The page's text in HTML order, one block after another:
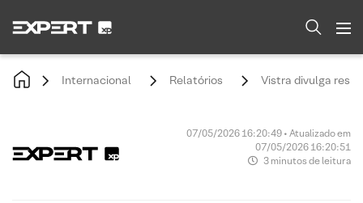
Internacional Relatórios Vistra divulga
07/05/2026 16:20:49 • Atualizado em
07/05/2026 16:20:51
3 minutos de leitura